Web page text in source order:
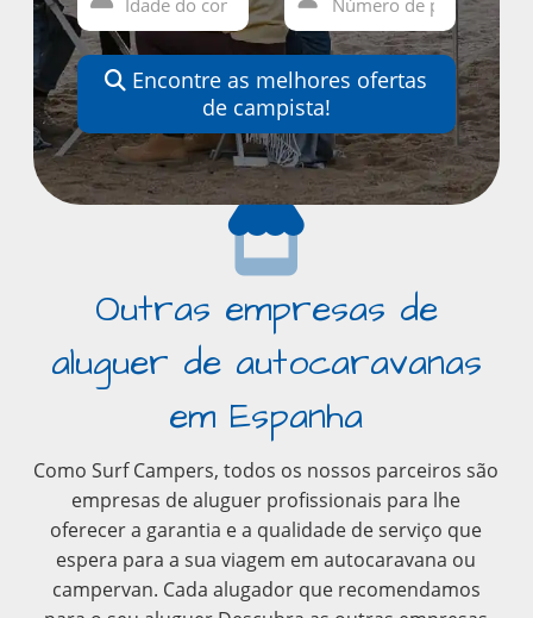
Encontre as melhores ofertas
de campista!
Outras empresas de
aluguer de autocaravanas
em Espanha
Como Surf Campers, todos os nossos parceiros são
empresas de aluguer profissionais para lhe
oferecer a garantia e a qualidade de serviço que
espera para a sua viagem em autocaravana ou
campervan. Cada alugador que recomendamos